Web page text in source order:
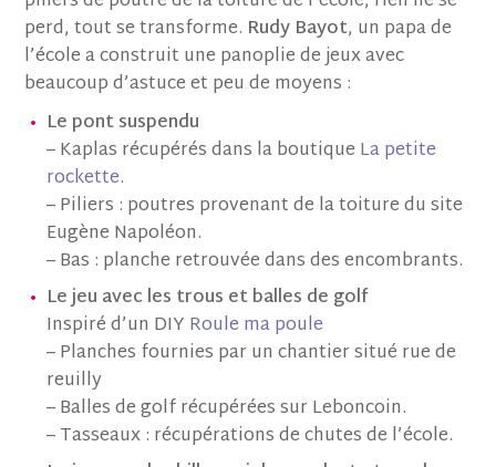
perd, tout se transforme. Rudy Bayot, un papa de
l’école a construit une panoplie de jeux avec
beaucoup d’astuce et peu de moyens :
Le pont suspendu
– Kaplas récupérés dans la boutique La petite
rockette.
– Piliers : poutres provenant de la toiture du site
Eugène Napoléon.
– Bas : planche retrouvée dans des encombrants.
Le jeu avec les trous et balles de golf
Inspiré d’un DIY Roule ma poule
– Planches fournies par un chantier situé rue de
reuilly
– Balles de golf récupérées sur Leboncoin.
– Tasseaux : récupérations de chutes de l’école.